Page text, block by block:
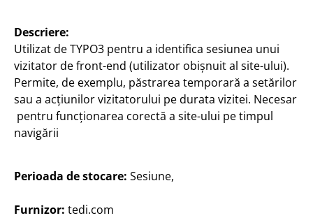
Descriere:
Utilizat de TYPO3 pentru a identifica sesiunea unui
vizitator de front-end (utilizator obișnuit al site-ului).
Permite, de exemplu, păstrarea temporară a setărilor
sau a acțiunilor vizitatorului pe durata vizitei. Necesar
pentru funcționarea corectă a site-ului pe timpul
navigării
Perioada de stocare: Sesiune,
Furnizor: tedi.com